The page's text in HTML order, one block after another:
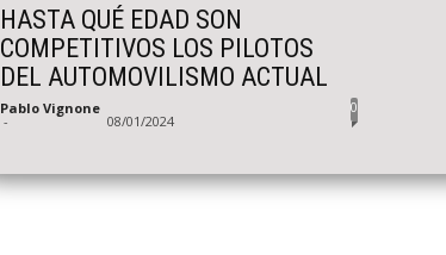
HASTA QUÉ EDAD SON
COMPETITIVOS LOS PILOTOS
DEL AUTOMOVILISMO ACTUAL
Pablo Vignone
- 08/01/2024
0